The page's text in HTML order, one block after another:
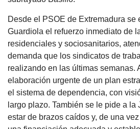
Desde el PSOE de Extremadura se
Guardiola el refuerzo inmediato de
residenciales y sociosanitarios,
demanda que los sindicatos de
realizando en las últimas semanas.
elaboración urgente de un plan
el sistema de dependencia, con
largo plazo. También se le pide a la
estar de brazos caídos y, de una